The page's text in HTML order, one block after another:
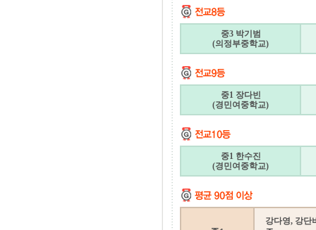
중3 박기범
(의정부중학교)
중1 장다빈
(경민여중학교)
중1 한수진
(경민여중학교)
강다영, 강단